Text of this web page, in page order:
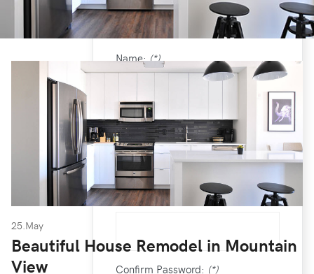
/
CREATE AN ACCOUNT
Name: (*)
Username: (*)
Password: (*)
Confirm Password: (*)
25.May
Beautiful House Remodel in Mountain
View